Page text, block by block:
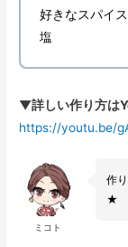
好きなスパイ
塩
▼詳しい作り方は
https://youtu.be/
ミコト
作
★